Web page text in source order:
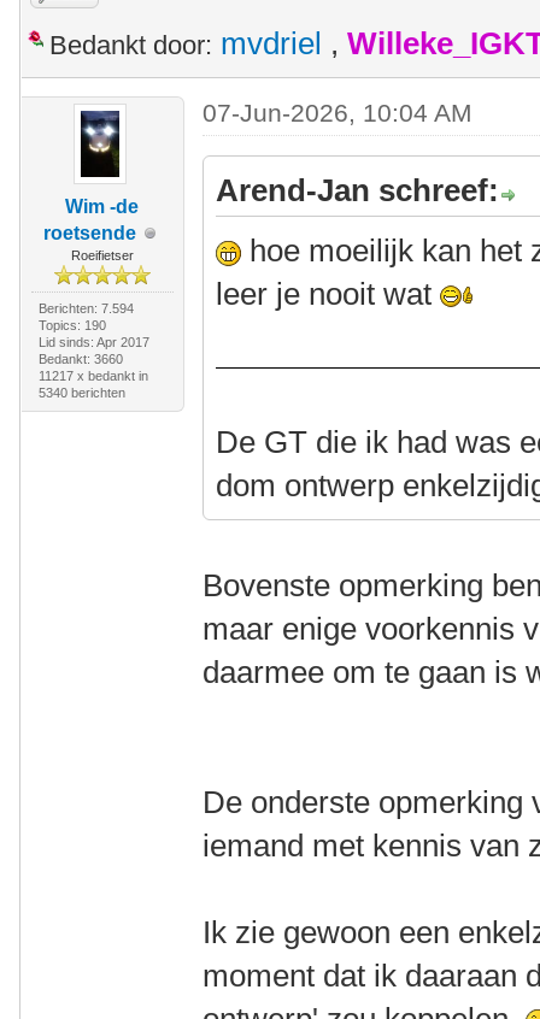
Bedankt door: mvdriel ,
Wim -de
roetsende
Roeifietser
Berichten: 7.594
Topics: 190
Lid sinds: Apr 2017
Bedankt: 3660
11217 x bedankt in
5340 berichten
07-Jun-2026, 10:04 AM
Arend-Jan schreef:
hoe moeilijk kan het
leer je nooit wat
De GT die ik had was
dom ontwerp
Bovenste opmerking
maar enige voorkennis
daarmee om te gaan is
De onderste opmerking
iemand met kennis van
Ik zie gewoon een
moment dat ik daaraan